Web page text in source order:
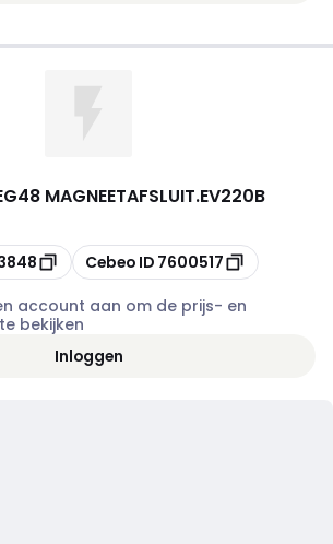
MAGNEETAFSLUIT.EV220B
Kopiëren
Cebeo ID 7600517
account aan om de prijs- en
bekijken
Inloggen